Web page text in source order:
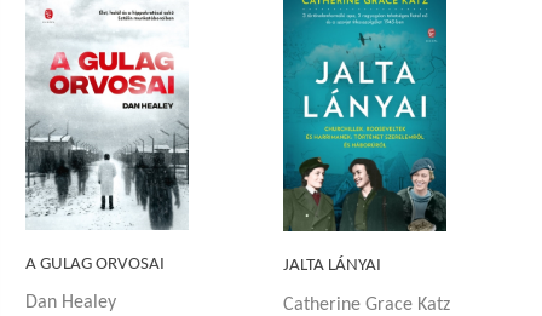
A GULAG ORVOSAI
Dan Healey
JALTA LÁNYAI
Catherine Grace Katz